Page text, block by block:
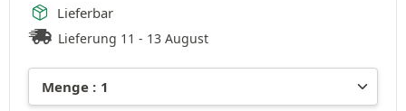
Lieferbar
Lieferung 11 - 13 August